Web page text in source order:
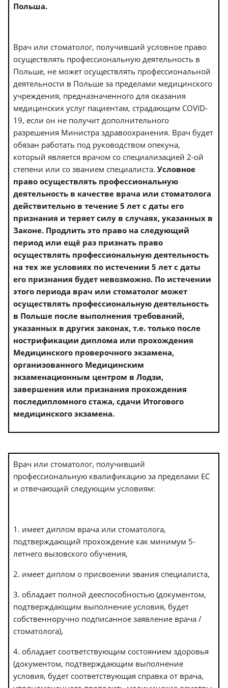
Польша.
Врач или стоматолог, получивший условное право
осуществлять профессиональную деятельность в
Польше, не может осуществлять профессиональной
деятельности в Польше за пределами медицинского
учреждения, предназначенного для оказания
медицинских услуг пациентам, страдающим COVID-
19, если он не получит дополнительного
разрешения Министра здравоохранения. Врач будет
обязан работать под руководством опекуна,
который является врачом со специализацией 2-ой
степени или со званием специалиста.Условное
право осуществлять профессиональную
деятельность в качестве врача или стоматолога
действительно в течение 5 лет с даты его
признания и теряет силу в случаях, указанных в
Законе. Продлить это право на следующий
период или ещё раз признать право
осуществлять профессиональную деятельность
на тех же условиях по истечении 5 лет с даты
его признания будет невозможно. По истечении
этого периода врач или стоматолог может
осуществлять профессиональную деятельность
в Польше после выполнения требований,
указанных в других законах, т.е. только после
нострификации диплома или прохождения
Медицинского проверочного экзамена,
организованного Медицинским
экзаменационным центром в Лодзи,
завершения или признания прохождения
последипломного стажа, сдачи Итогового
медицинского экзамена.
Врач или стоматолог, получивший
профессиональную квалификацию за пределами ЕС
и отвечающий следующим условиям:
1. имеет диплом врача или стоматолога,
подтверждающий прохождение как минимум 5-
летнего вызовского обучения,
2. имеет диплом о присвоении звания специалиста,
3. обладает полной дееспособностью (документом,
подтверждающим выполнение условия, будет
собственноручно подписанное заявление врача /
стоматолога),
4. обладает соответствующим состоянием здоровья
(документом, подтверждающим выполнение
условия, будет соответствующая справка от врача,